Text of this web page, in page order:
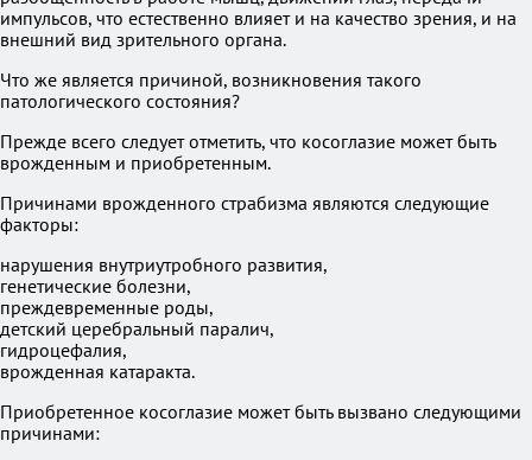
импульсов, что естественно влияет и на качество зрения, и на
внешний вид зрительного органа.
Что же является причиной, возникновения такого
патологического состояния?
Прежде всего следует отметить, что косоглазие может быть
врожденным и приобретенным.
Причинами врожденного страбизма являются следующие
факторы:
нарушения внутриутробного развития,
генетические болезни,
преждевременные роды,
детский церебральный паралич,
гидроцефалия,
врожденная катаракта.
Приобретенное косоглазие может быть вызвано следующими
причинами: